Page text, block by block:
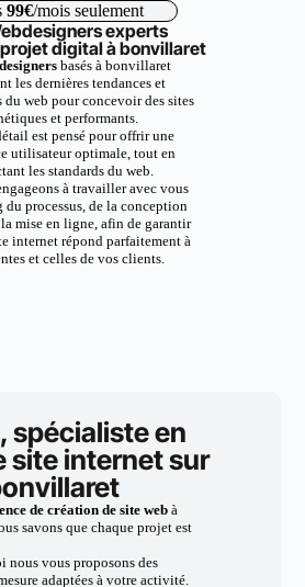
99€/mois seulement
experts
digital à bonvillaret
basés à bonvillaret
les dernières tendances et
web pour concevoir des sites
et performants.
est pensé pour offrir une
utilisateur optimale, tout en
les standards du web.
à travailler avec vous
du processus, de la conception
mise en ligne, afin de garantir
internet répond parfaitement à
et celles de vos clients.
spécialiste en
site internet sur
de création de site webà
savons que chaque projet est
nous vous proposons des
adaptées à votre activité.